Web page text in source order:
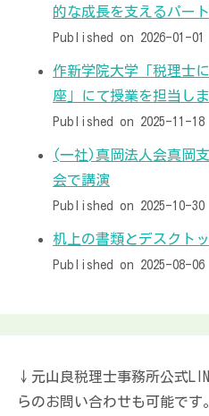
的な成長を支えるパー
Published on 2026-01-01
作新学院大学「税理士
座」にて授業を担当し
Published on 2025-11-18
(一社)真岡法人会真岡
会で講演
Published on 2025-10-30
机上の書類とデスクト
Published on 2025-08-06
↓元山良税理士事務所公式
らのお問い合わせも可能です。